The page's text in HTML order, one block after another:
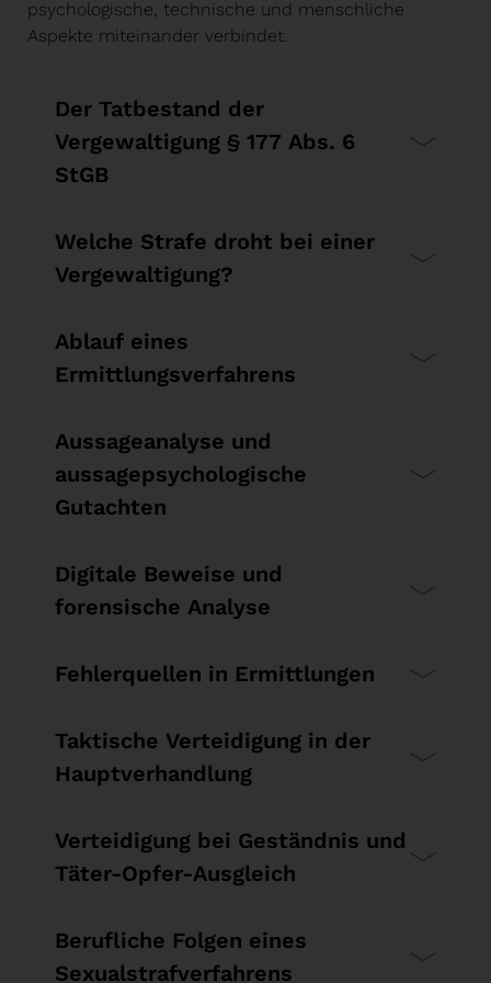
psychologische, technische und menschliche
Aspekte miteinander verbindet.
Der Tatbestand der
Vergewaltigung § 177 Abs. 6
StGB
Welche Strafe droht bei einer
Vergewaltigung?
Ablauf eines
Ermittlungsverfahrens
Aussageanalyse und
aussagepsychologische
Gutachten
Digitale Beweise und
forensische Analyse
Fehlerquellen in Ermittlungen
Taktische Verteidigung in der
Hauptverhandlung
Verteidigung bei Geständnis und
Täter-Opfer-Ausgleich
Berufliche Folgen eines
Sexualstrafverfahrens